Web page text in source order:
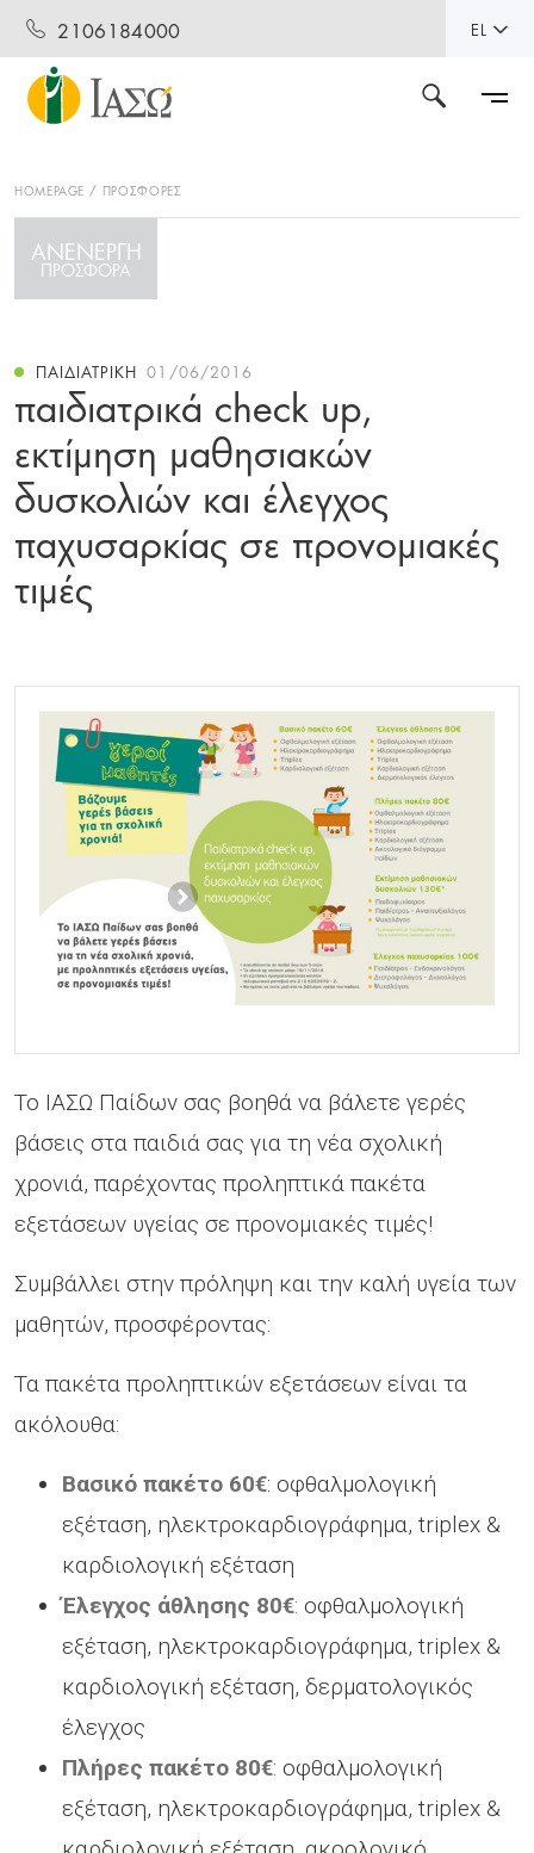
2106184000 EL
HOMEPAGE ΠΡΟΣΦΟΡΕΣ
ΑΝΕΝΕΡΓΗ
ΠΡΟΣΦΟΡΑ
ΠΑΙΔΙΑΤΡΙΚΉ 01/06/2016
παιδιατρικά check up,
εκτίμηση μαθησιακών
δυσκολιών και έλεγχος
παχυσαρκίας σε προνομιακές
τιμές
Το ΙΑΣΩ Παίδων σας βοηθά να βάλετε γερές
βάσεις στα παιδιά σας για τη νέα σχολική
χρονιά, παρέχοντας προληπτικά πακέτα
εξετάσεων υγείας σε προνομιακές τιμές!
Συμβάλλει στην πρόληψη και την καλή υγεία των
μαθητών, προσφέροντας:
Τα πακέτα προληπτικών εξετάσεων είναι τα
ακόλουθα:
Βασικό πακέτο 60€: οφθαλμολογική
εξέταση, ηλεκτροκαρδιογράφημα, triplex &
καρδιολογική εξέταση
Έλεγχος άθλησης 80€: οφθαλμολογική
εξέταση, ηλεκτροκαρδιογράφημα, triplex &
καρδιολογική εξέταση, δερματολογικός
έλεγχος
Πλήρες πακέτο 80€: οφθαλμολογική
εξέταση, ηλεκτροκαρδιογράφημα, triplex &